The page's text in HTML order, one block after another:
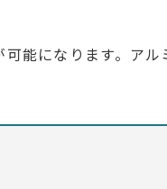
能になります。ア